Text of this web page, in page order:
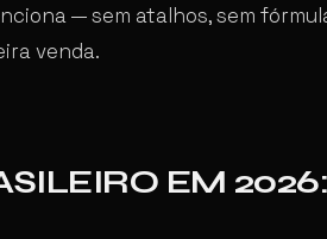
— sem atalhos, sem
venda.
EM